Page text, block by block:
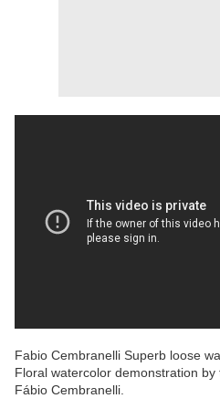
Fabio Cembranelli Superb loose
Floral watercolor demonstration
Fábio Cembranelli.